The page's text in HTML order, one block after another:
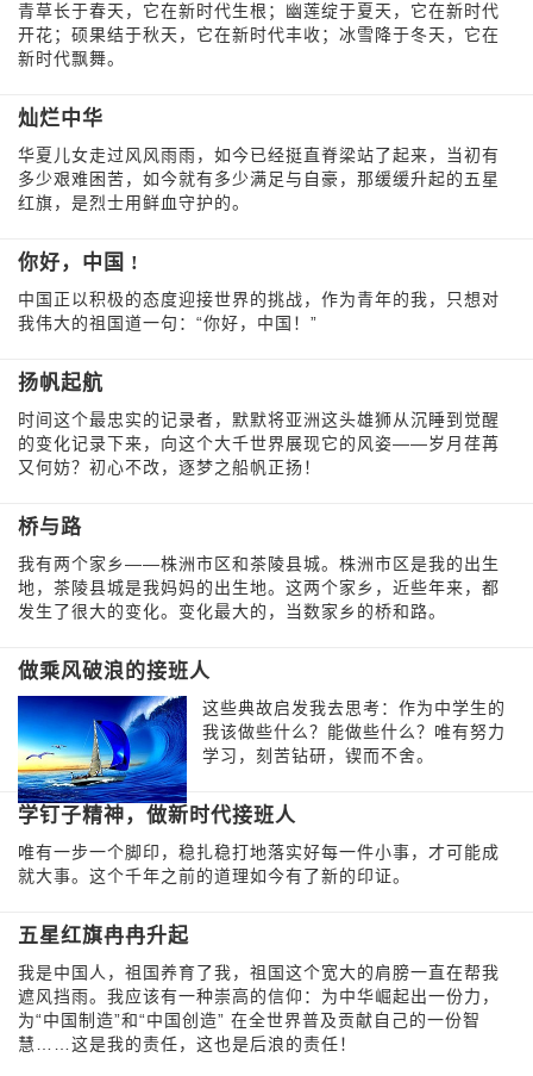
青草长于春天，它在新时代生根；幽莲绽于夏天，它在新时代
开花；硕果结于秋天，它在新时代丰收；冰雪降于冬天，它在
新时代飘舞。
灿烂中华
华夏儿女走过风风雨雨，如今已经挺直脊梁站了起来，当初有
多少艰难困苦，如今就有多少满足与自豪，那缓缓升起的五星
红旗，是烈士用鲜血守护的。
你好，中国 !
中国正以积极的态度迎接世界的挑战，作为青年的我，只想对
我伟大的祖国道一句：“你好，中国！”
扬帆起航
时间这个最忠实的记录者，默默将亚洲这头雄狮从沉睡到觉醒
的变化记录下来，向这个大千世界展现它的风姿——岁月荏苒
又何妨？初心不改，逐梦之船帆正扬！
桥与路
我有两个家乡——株洲市区和茶陵县城。株洲市区是我的出生
地，茶陵县城是我妈妈的出生地。这两个家乡，近些年来，都
发生了很大的变化。变化最大的，当数家乡的桥和路。
做乘风破浪的接班人
这些典故启发我去思考：作为中学生的
我该做些什么？能做些什么？唯有努力
学习，刻苦钻研，锲而不舍。
学钉子精神，做新时代接班人
唯有一步一个脚印，稳扎稳打地落实好每一件小事，才可能成
就大事。这个千年之前的道理如今有了新的印证。
五星红旗冉冉升起
我是中国人，祖国养育了我，祖国这个宽大的肩膀一直在帮我
遮风挡雨。我应该有一种崇高的信仰：为中华崛起出一份力，
为“中国制造”和“中国创造” 在全世界普及贡献自己的一份智
慧……这是我的责任，这也是后浪的责任！